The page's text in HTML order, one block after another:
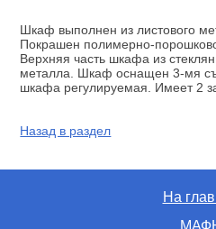
Шкаф выполнен из листового
Покрашен полимерно-
Верхняя часть шкафа из
металла. Шкаф оснащен 3-мя
шкафа регулируемая. Имеет 2
Назад в раздел
На